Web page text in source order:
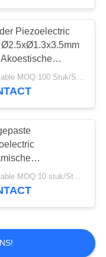
de
9
Piezoelectric
Ø2.5xØ1.3x3.5mm
negotiable MOQ:100 Stuk/Stukken
negotiable MOQ:10 stuk/Stukken